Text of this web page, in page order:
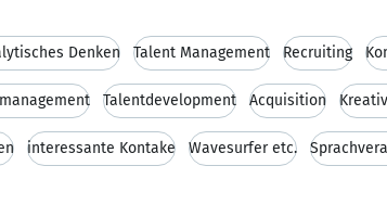
Denken Talent Management Recruiting
Talentdevelopment Acquisition
interessante Kontake Wavesurfer etc.